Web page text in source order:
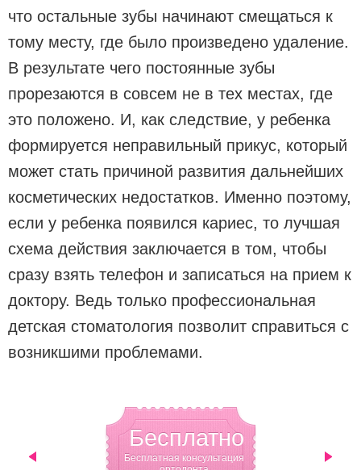
что остальные зубы начинают смещаться к
тому месту, где было произведено удаление.
В результате чего постоянные зубы
прорезаются в совсем не в тех местах, где
это положено. И, как следствие, у ребенка
формируется неправильный прикус, который
может стать причиной развития дальнейших
косметических недостатков. Именно поэтому,
если у ребенка появился кариес, то лучшая
схема действия заключается в том, чтобы
сразу взять телефон и записаться на прием к
доктору. Ведь только профессиональная
детская стоматология позволит справиться с
возникшими проблемами.
Бесплатно
Бесплатная консультация
Скидка по